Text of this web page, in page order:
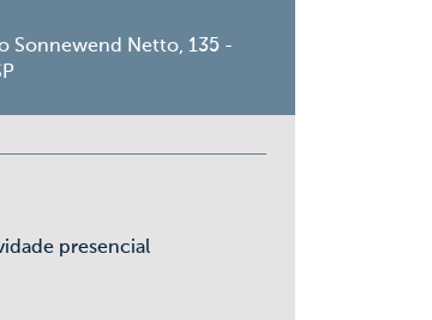
Sonnewend Netto, 135 -
presencial